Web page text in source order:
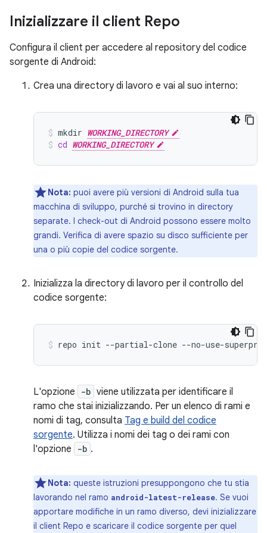
Inizializzare il client Repo
Configura il client per accedere al repository del codice
sorgente di Android:
Crea una directory di lavoro e vai al suo interno:
mkdir WORKING_DIRECTORY
cd WORKING_DIRECTORY
Nota: puoi avere più versioni di Android sulla tua
macchina di sviluppo, purché si trovino in directory
separate. I check-out di Android possono essere molto
grandi. Verifica di avere spazio su disco sufficiente per
una o più copie del codice sorgente.
Inizializza la directory di lavoro per il controllo del
codice sorgente:
repo init --partial-clone --no-use-
L'opzione -b viene utilizzata per identificare il
ramo che stai inizializzando. Per un elenco di rami e
nomi di tag, consulta Tag e build del codice
sorgente. Utilizza i nomi dei tag o dei rami con
l'opzione
-b .
Nota: queste istruzioni presuppongono che tu stia
lavorando nel ramo android-latest-release. Se vuoi
apportare modifiche in un ramo diverso, devi inizializzare
il client Repo e scaricare il codice sorgente per quel